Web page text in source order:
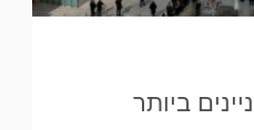
ביותר